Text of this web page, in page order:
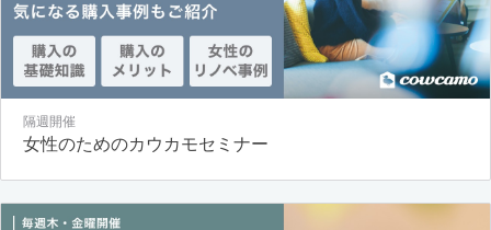
隔週開催
女性のためのカウカモセミナー